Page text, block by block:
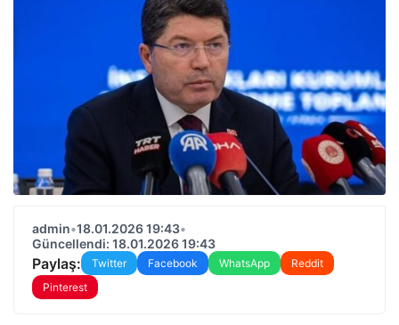
admin•18.01.2026 19:43•
Güncellendi: 18.01.2026 19:43
Paylaş: Twitter Facebook WhatsApp
Reddit
Pinterest